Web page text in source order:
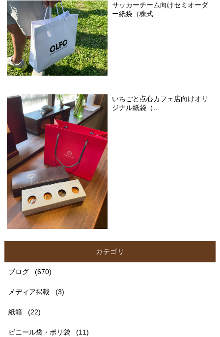
サッカーチーム向けセミオーダ
ー紙袋（株式…
いちごと点心カフェ店向けオリ
ジナル紙袋（…
カテゴリ
ブログ (670)
メディア掲載 (3)
紙箱 (22)
ビニール袋・ポリ袋 (11)